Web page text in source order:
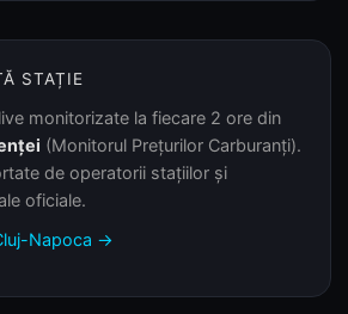
STAȚIE
monitorizate la fiecare 2 ore din
(Monitorul Prețurilor Carburanți).
de operatorii stațiilor și
oficiale.
Napoca →